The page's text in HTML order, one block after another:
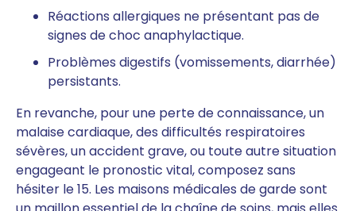
Réactions allergiques ne présentant pas de
signes de choc anaphylactique.
Problèmes digestifs (vomissements, diarrhée)
persistants.
En revanche, pour une perte de connaissance, un
malaise cardiaque, des difficultés respiratoires
sévères, un accident grave, ou toute autre situation
engageant le pronostic vital, composez sans
hésiter le 15. Les maisons médicales de garde sont